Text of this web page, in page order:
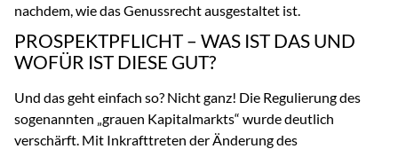
nachdem, wie das Genussrecht ausgestaltet ist.
PROSPEKTPFLICHT – WAS IST DAS UND
WOFÜR IST DIESE GUT?
Und das geht einfach so? Nicht ganz! Die Regulierung des
sogenannten „grauen Kapitalmarkts“ wurde deutlich
verschärft. Mit Inkrafttreten der Änderung des